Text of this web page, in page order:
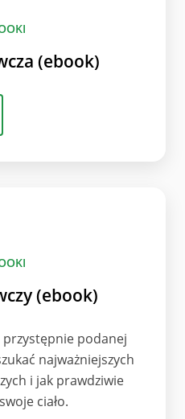
(ebook)
(ebook)
podanej
najważniejszych
i jak prawdziwie
ciało.